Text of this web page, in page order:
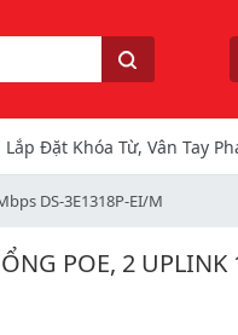
Tìm kiếm
Lắp Đặt Khóa Từ, Vân Tay
DS-3E1318P-EI/M
POE, 2